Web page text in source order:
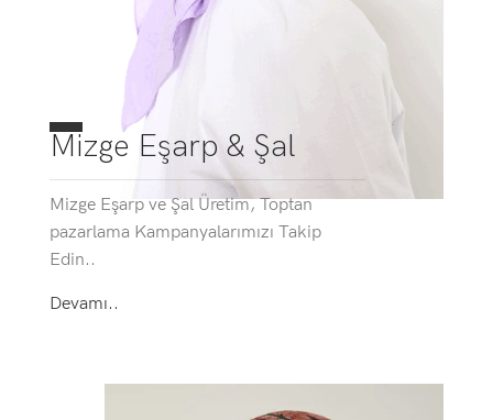
Mizge Eşarp & Şal
Mizge Eşarp ve Şal Üretim, Toptan
pazarlama Kampanyalarımızı Takip
Edin..
Devamı..